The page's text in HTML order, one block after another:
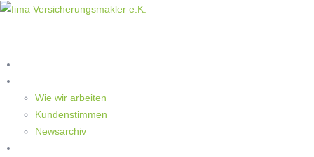
Wie wir arbeiten
Kundenstimmen
Newsarchiv